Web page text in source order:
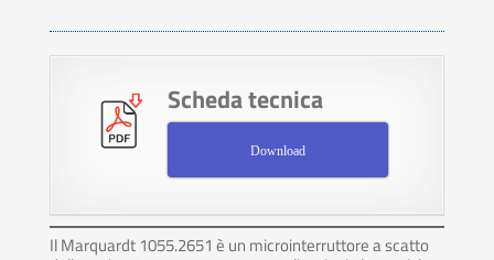
Scheda tecnica
Download
Il Marquardt 1055.2651 è un microinterruttore a scatto